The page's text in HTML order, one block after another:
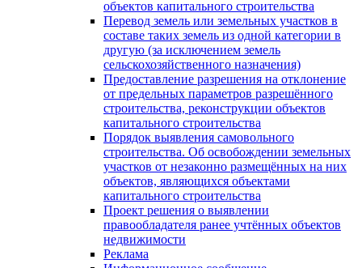
объектов капитального строительства
Перевод земель или земельных участков в
составе таких земель из одной категории в
другую (за исключением земель
сельскохозяйственного назначения)
Предоставление разрешения на отклонение
от предельных параметров разрешённого
строительства, реконструкции объектов
капитального строительства
Порядок выявления самовольного
строительства. Об освобождении земельных
участков от незаконно размещённых на них
объектов, являющихся объектами
капитального строительства
Проект решения о выявлении
правообладателя ранее учтённых объектов
недвижимости
Реклама